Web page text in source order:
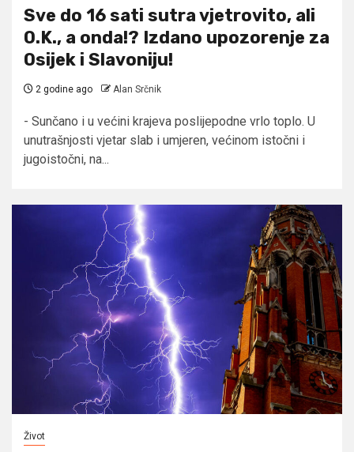
Sve do 16 sati sutra vjetrovito, ali
O.K., a onda!? Izdano upozorenje za
Osijek i Slavoniju!
2 godine ago Alan Srčnik
- Sunčano i u većini krajeva poslijepodne vrlo toplo. U
unutrašnjosti vjetar slab i umjeren, većinom istočni i
jugoistočni, na...
Život